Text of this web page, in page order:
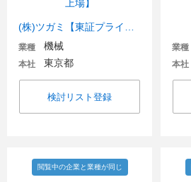
業種 機械
本社 東京都
検討リスト登録
業種
本社
閲覧中の企業と業種が同じ